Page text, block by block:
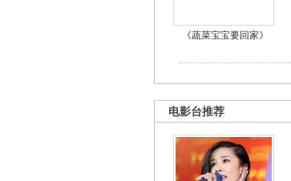
《蔬菜宝宝要回家》
电影台推荐